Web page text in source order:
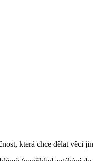
která chce dělat věci